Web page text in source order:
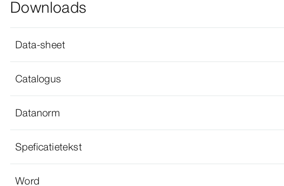
Downloads
Data-sheet
Catalogus
Datanorm
Speficatietekst
Word